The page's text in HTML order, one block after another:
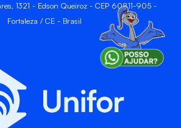
1321 - Edson Queiroz - CEP 60811-905 -
Fortaleza / CE - Brasil